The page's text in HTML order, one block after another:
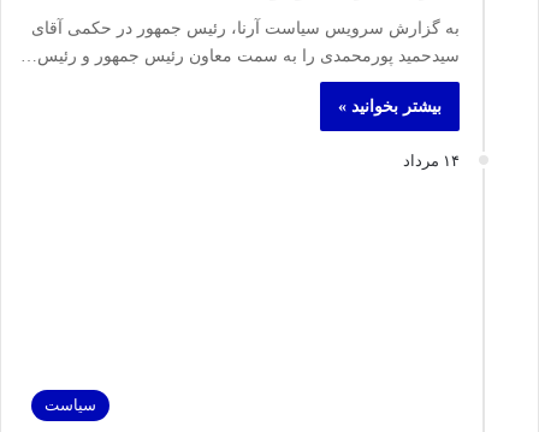
به گزارش سرویس سیاست آرنا، رئیس‌ جمهور در حکمی آقای
سیدحمید پورمحمدی را به سمت معاون رئیس‌ جمهور و رئیس…
بیشتر بخوانید »
۱۴ مرداد
سیاست